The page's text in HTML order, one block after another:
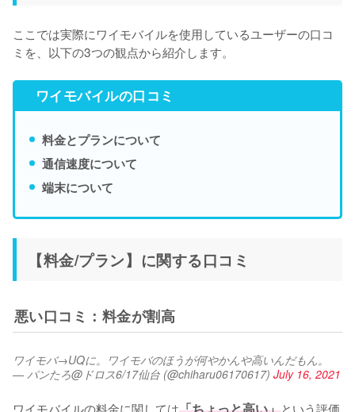
ここでは実際にワイモバイルを使用しているユーザーの口コ
ミを、以下の3つの観点から紹介します。
ワイモバイルの口コミ
料金とプランについて
通信速度について
端末について
【料金/プラン】に関する口コミ
悪い口コミ：料金が割高
ワイモバ→UQに。ワイモバのほうが何やかんや高いんだもん。
— パンたろ@ドロス6/17仙台 (@chiharu06170617) July 16, 2021
ワイモバイルの料金に関しては
という評価